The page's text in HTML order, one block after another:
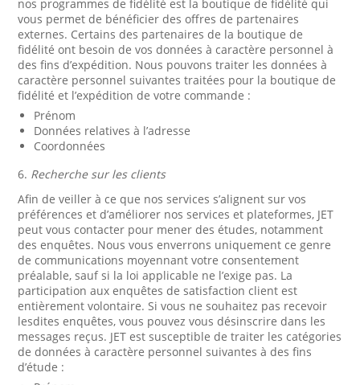
nos programmes de fidélité est la boutique de fidélité qui
vous permet de bénéficier des offres de partenaires
externes. Certains des partenaires de la boutique de
fidélité ont besoin de vos données à caractère personnel à
des fins d’expédition. Nous pouvons traiter les données à
caractère personnel suivantes traitées pour la boutique de
fidélité et l’expédition de votre commande :
Prénom
Données relatives à l’adresse
Coordonnées
6. Recherche sur les clients
Afin de veiller à ce que nos services s’alignent sur vos
préférences et d’améliorer nos services et plateformes, JET
peut vous contacter pour mener des études, notamment
des enquêtes. Nous vous enverrons uniquement ce genre
de communications moyennant votre consentement
préalable, sauf si la loi applicable ne l’exige pas. La
participation aux enquêtes de satisfaction client est
entièrement volontaire. Si vous ne souhaitez pas recevoir
lesdites enquêtes, vous pouvez vous désinscrire dans les
messages reçus. JET est susceptible de traiter les catégories
de données à caractère personnel suivantes à des fins
d’étude :